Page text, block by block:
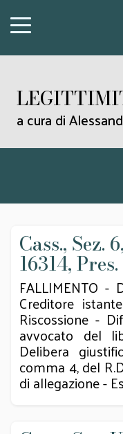
a cura di
Cass., Sez.
16314,
FALLIMENTO -
Creditore
Riscossione -
avvocato del
Delibera
comma 4, del
di allegazione -